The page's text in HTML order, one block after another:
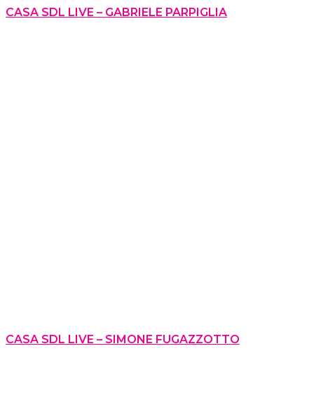
CASA SDL LIVE – GABRIELE PARPIGLIA
CASA SDL LIVE – SIMONE FUGAZZOTTO